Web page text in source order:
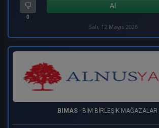
0
Al
Salı, 12 Mayıs 2026
BIMAS- BİM BİRLEŞİK MAĞAZALAR